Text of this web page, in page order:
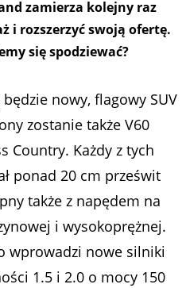
zamierza kolejny raz
i rozszerzyć swoją ofertę.
się spodziewać?
nowy, flagowy SUV
zostanie także V60
Country. Każdy z tych
ponad 20 cm prześwit
także z napędem na
i wysokoprężnej.
wprowadzi nowe silniki
1.5 i 2.0 o mocy 150